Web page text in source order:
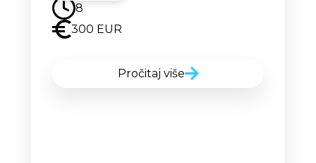
8
300 EUR
Pročitaj više